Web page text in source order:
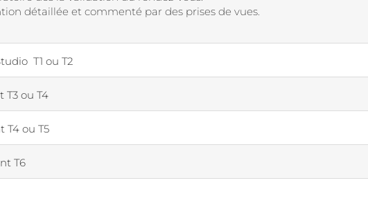
détaillée et commenté par des prises de vues.
T1 ou T2
ou T4
T4 ou T5
T6